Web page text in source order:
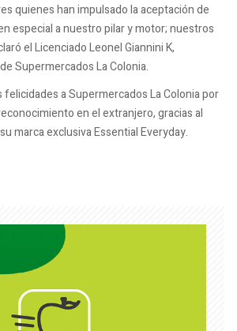
quienes han impulsado la aceptación de
especial a nuestro pilar y motor; nuestros
el Licenciado Leonel Giannini K,
Supermercados La Colonia.
a Supermercados La Colonia por
en el extranjero, gracias al
marca exclusiva Essential Everyday.